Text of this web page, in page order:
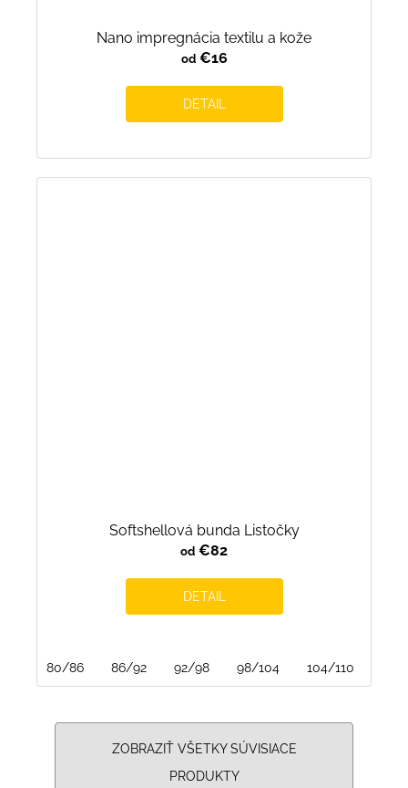
Nano impregnácia textilu a kože
od€16
DETAIL
Softshellová bunda Listočky
od €82
DETAIL
80/86 86/92 92/98 98/104 104/110
ZOBRAZIŤ VŠETKY SÚVISIACE
PRODUKTY